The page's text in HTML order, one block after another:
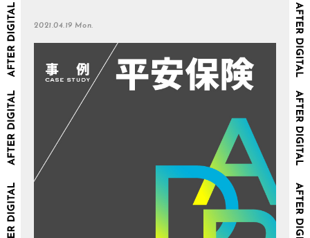
2021.04.19 Mon.